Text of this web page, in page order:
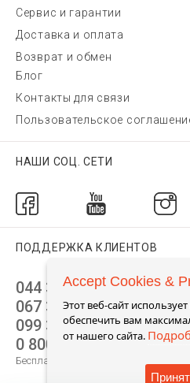
Сервис и гарантии
Доставка и оплата
Возврат и обмен
Блог
Контакты для связи
Пользовательское
НАШИ СОЦ. СЕТИ
ПОДДЕРЖКА КЛИЕНТОВ
044 392 44 45
067 344 14 44 (viber)
099 399 23 80
0 800 305 805
Бесплатно по Украине
Accept Cookies &
Этот веб-сайт
обеспечить вам
от нашего сайта.